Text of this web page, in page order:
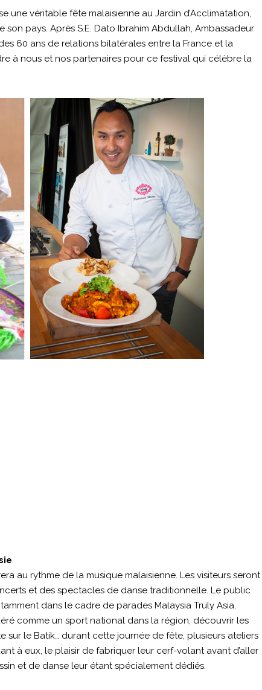
une véritable fête malaisienne au Jardin d’Acclimatation,
pays. Après S.E. Dato Ibrahim Abdullah, Ambassadeur
60 ans de relations bilatérales entre la France et la
à nous et nos partenaires pour ce festival qui célèbre la
au rythme de la musique malaisienne. Les visiteurs seront
et des spectacles de danse traditionnelle. Le public
dans le cadre de parades Malaysia Truly Asia.
comme un sport national dans la région, découvrir les
sur le Batik… durant cette journée de fête, plusieurs ateliers
à eux, le plaisir de fabriquer leur cerf-volant avant d’aller
et de danse leur étant spécialement dédiés.